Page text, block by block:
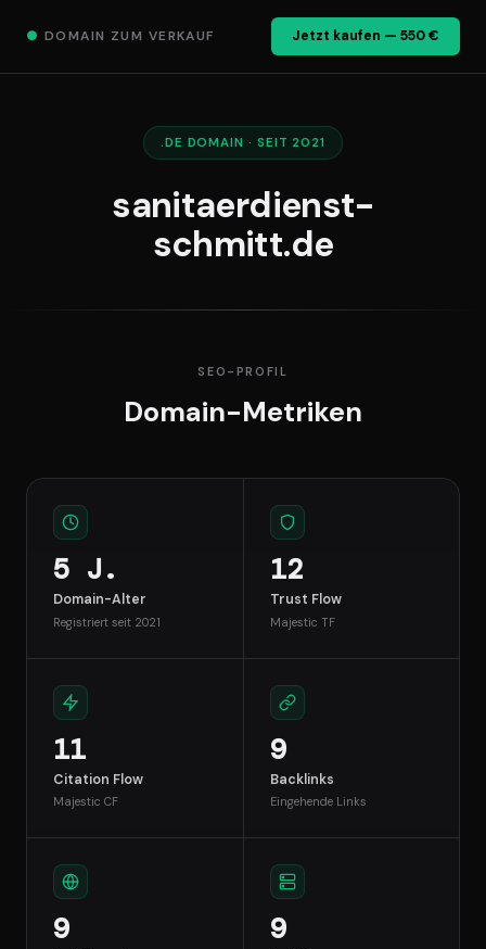
● DOMAIN ZUM VERKAUF Jetzt kaufen — 550 €
.DE DOMAIN · SEIT 2021
sanitaerdienst-
schmitt.de
SEO-PROFIL
Domain-Metriken
5 J.
Domain-Alter
Registriert seit 2021
12
Trust Flow
Majestic TF
11
Citation Flow
Majestic CF
9
Backlinks
Eingehende Links
9 9